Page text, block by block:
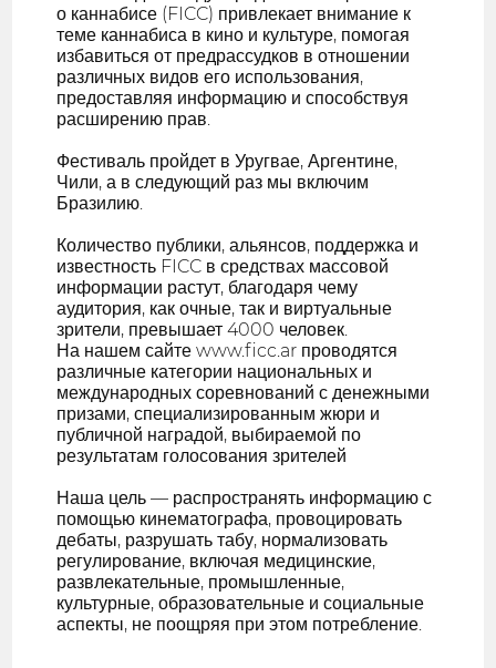
о каннабисе (FICC) привлекает внимание к
теме каннабиса в кино и культуре, помогая
избавиться от предрассудков в отношении
различных видов его использования,
предоставляя информацию и способствуя
расширению прав.
Фестиваль пройдет в Уругвае, Аргентине,
Чили, а в следующий раз мы включим
Бразилию.
Количество публики, альянсов, поддержка и
известность FICC в средствах массовой
информации растут, благодаря чему
аудитория, как очные, так и виртуальные
зрители, превышает 4000 человек.
На нашем сайте www.ficc.ar проводятся
различные категории национальных и
международных соревнований с денежными
призами, специализированным жюри и
публичной наградой, выбираемой по
результатам голосования зрителей
Наша цель — распространять информацию с
помощью кинематографа, провоцировать
дебаты, разрушать табу, нормализовать
регулирование, включая медицинские,
развлекательные, промышленные,
культурные, образовательные и социальные
аспекты, не поощряя при этом потребление.